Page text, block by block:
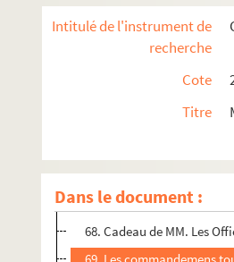
Intitulé de l'instrument de
recherche
Cote
Titre
Dans le document :
60. Nouvelles affiches de
61. Affiches de Toulouse
64. Courrier récréatif.
66. Seconde lettre de Mgr
67. Ode, sur la liberté
68. Cadeau de MM. Les